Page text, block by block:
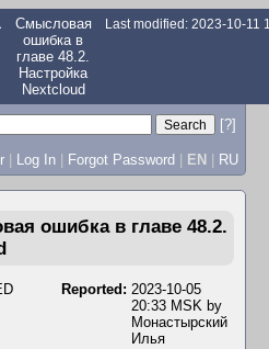
Смысловая
ошибка в
главе 48.2.
Настройка
Nextcloud
Last modified: 2023-10-11
[?]
| Log In | Forgot Password | EN | RU
ошибка в главе 48.2.
Reported: 2023-10-05
20:33 MSK by
Монастырский
Илья